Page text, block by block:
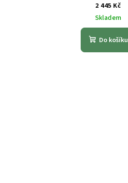
2 445 Kč
Skladem
Do košíku